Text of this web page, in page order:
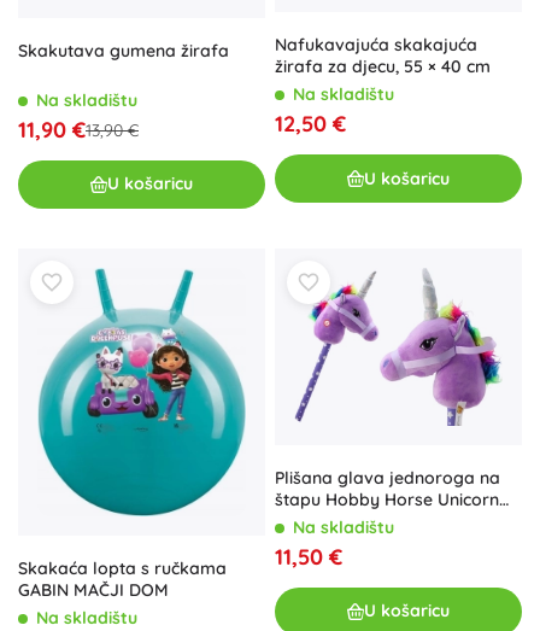
Skakutava gumena žirafa
Na skladištu
11,90 €13,90 €
U košaricu
Nafukavajuća skakajuća
žirafa za djecu, 55 × 40 cm
Na skladištu
12,50 €
U košaricu
Skakaća lopta s ručkama
GABIN MAČJI DOM
Na skladištu
Plišana glava jednoroga na
štapu Hobby Horse Unicorn
Purple Sounds
Na skladištu
11,50 €
U košaricu